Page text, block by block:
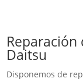
Daitsu
Disponemos de